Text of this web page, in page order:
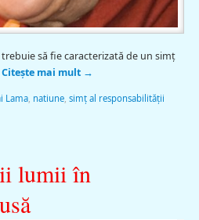
să fie caracterizată de un simț
Citește mai mult →
Lama, natiune, simț al responsabilității
lumii în